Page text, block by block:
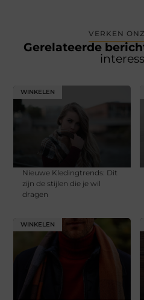
VERKEN
Gerelateerde
WINKELEN
Nieuwe Kledingtrends: Dit
zijn de stijlen die je wil
dragen
WINKELEN